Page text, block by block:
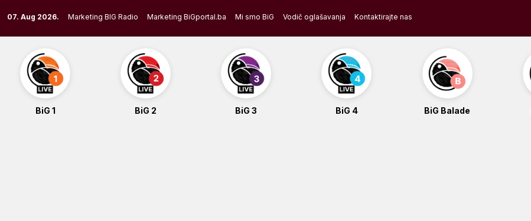
to
content
07. Aug 2026. Marketing BIG Radio Marketing BiGportal.ba Mi smo BiG Vodič oglašavanja Kontaktirajte nas
BiG 1 BiG 2 BiG 3 BiG 4 BiG Balade